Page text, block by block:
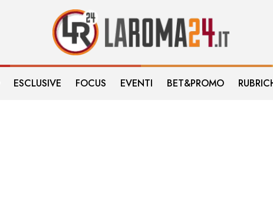
ESCLUSIVE FOCUS EVENTI BET&PROMO